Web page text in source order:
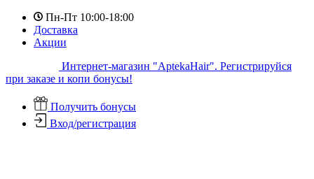
Пн-Пт 10:00-18:00
Доставка
Акции
Интернет-магазин "AptekaHair". Регистрируйся
при заказе и копи бонусы!
Получить бонусы
Вход/регистрация